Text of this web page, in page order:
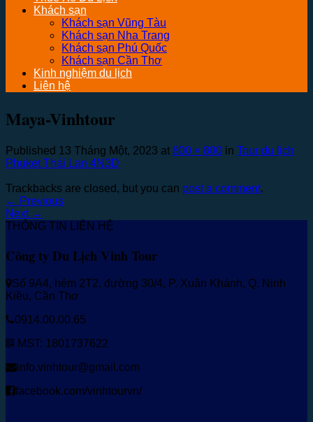
Khách sạn
Khách sạn Vũng Tàu
Khách sạn Nha Trang
Khách sạn Phú Quốc
Khách sạn Cần Thơ
Kinh nghiệm du lịch
Liên hệ
Maya-Vinhtour
Published 13 Tháng Một, 2023 at 800 × 800 in Tour du lịch
Phuket Thái Lan 4N3D
Trackbacks are closed, but you can post a comment.
← Previous
Next →
THÔNG TIN LIÊN HỆ
Công ty Du Lịch Vinh Tour
Số 9A4, hẻm 2T2, đường 30/4, P. Xuân Khánh, Q. Ninh
Kiều, Cần Thơ
0914.00.00.65
MST: 1801737622
info.vinhtour@gmail.com
facebook.com/vinhtourvn/